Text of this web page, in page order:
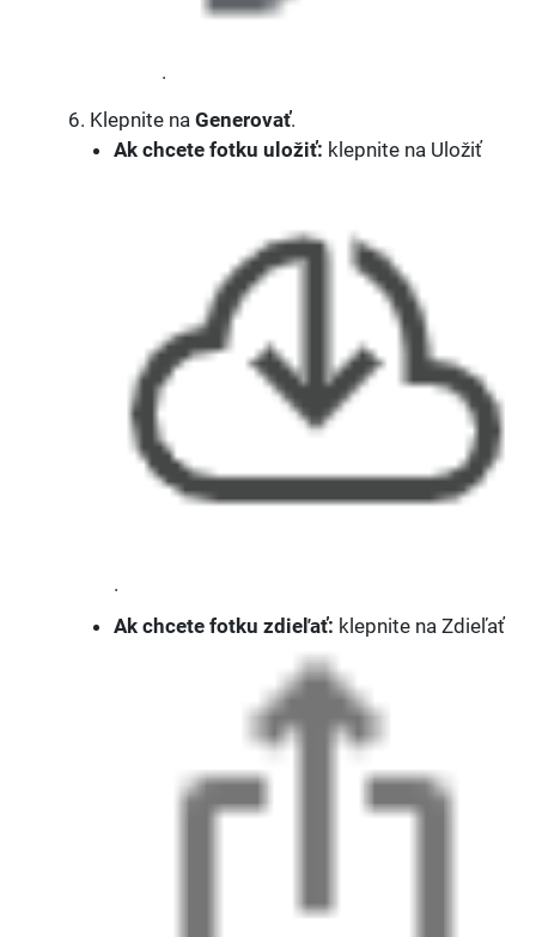
.
Klepnite na Generovať.
Ak chcete fotku uložiť: klepnite na Uložiť
.
Ak chcete fotku zdieľať: klepnite na Zdieľať